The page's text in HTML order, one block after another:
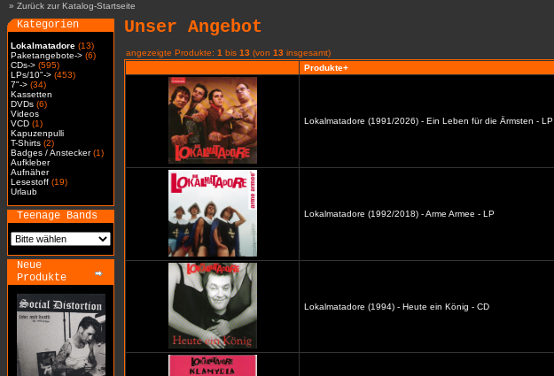
» Zurück zur Katalog-Startseite
Kategorien
Lokalmatadore (13)
Paketangebote-> (6)
CDs-> (595)
LPs/10"-> (453)
7"-> (34)
Kassetten
DVDs (6)
Videos
VCD (1)
Kapuzenpulli
T-Shirts (2)
Badges / Anstecker(1)
Aufkleber
Aufnäher
Lesestoff (19)
Urlaub
Teenage Bands
Neue
Produkte
Unser Angebot
angezeigte Produkte: 1 bis 13 (von 13 insgesamt)
Produkte+
Lokalmatadore (1991/2026) - Ein Leben für die Ärmsten - LP
Lokalmatadore (1992/2018) - Arme Armee - LP
Lokalmatadore (1994) - Heute ein König - CD